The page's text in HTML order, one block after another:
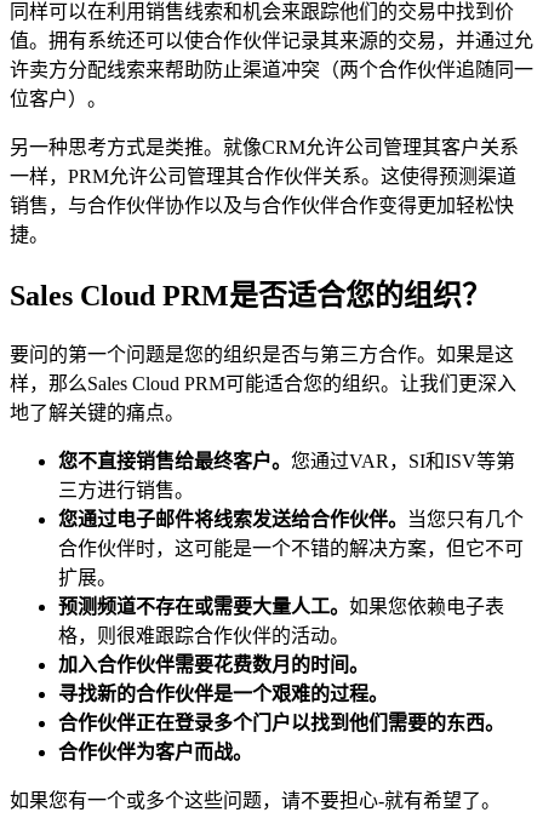
同样可以在利用销售线索和机会来跟踪他们的交易中找到价
值。拥有系统还可以使合作伙伴记录其来源的交易，并通过允
许卖方分配线索来帮助防止渠道冲突（两个合作伙伴追随同一
位客户）。
另一种思考方式是类推。就像CRM允许公司管理其客户关系
一样，PRM允许公司管理其合作伙伴关系。这使得预测渠道
销售，与合作伙伴协作以及与合作伙伴合作变得更加轻松快
捷。
Sales Cloud PRM是否适合您的组织？
要问的第一个问题是您的组织是否与第三方合作。如果是这
样，那么Sales Cloud PRM可能适合您的组织。让我们更深入
地了解关键的痛点。
您不直接销售给最终客户。 您通过VAR，SI和ISV等第
三方进行销售。
您通过电子邮件将线索发送给合作伙伴。
当您只有几个
合作伙伴时，这可能是一个不错的解决方案，但它不可
扩展。
预测频道不存在或需要大量人工。 如果您依赖电子表
格，则很难跟踪合作伙伴的活动。
加入合作伙伴需要花费数月的时间。
寻找新的合作伙伴是一个艰难的过程。
合作伙伴正在登录多个门户以找到他们需要的东西。
合作伙伴为客户而战。
如果您有一个或多个这些问题，请不要担心-就有希望了。